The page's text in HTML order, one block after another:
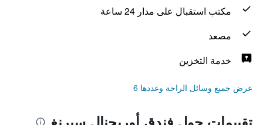
مكتب استقبال على مدار 24 ساعة
مصعد
خدمة التخزين
عرض جميع وسائل الراحة وعددها 6